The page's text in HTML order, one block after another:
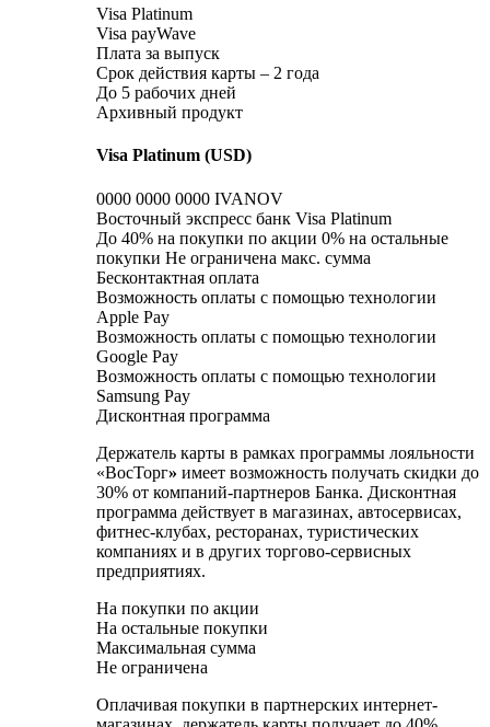
Visa Platinum
Visa payWave
Плата за выпуск
Срок действия карты – 2 года
До 5 рабочих дней
Архивный продукт
Visa Platinum (USD)
0000 0000 0000 IVANOV
Восточный экспресс банк Visa Platinum
До 40% на покупки по акции 0% на остальные
покупки Не ограничена макс. сумма
Бесконтактная оплата
Возможность оплаты с помощью технологии
Apple Pay
Возможность оплаты с помощью технологии
Google Pay
Возможность оплаты с помощью технологии
Samsung Pay
Дисконтная программа
Держатель карты в рамках программы лояльности
«ВосТорг» имеет возможность получать скидки до
30% от компаний-партнеров Банка. Дисконтная
программа действует в магазинах, автосервисах,
фитнес-клубах, ресторанах, туристических
компаниях и в других торгово-сервисных
предприятиях.
На покупки по акции
На остальные покупки
Максимальная сумма
Не ограничена
Оплачивая покупки в партнерских интернет-